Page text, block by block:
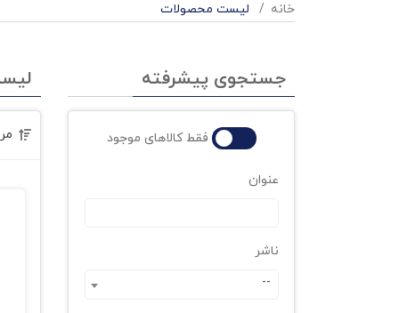
خانه لیست محصولات
جستجوی پیشرفته
فقط کالاهای موجود
عنوان
ناشر
--